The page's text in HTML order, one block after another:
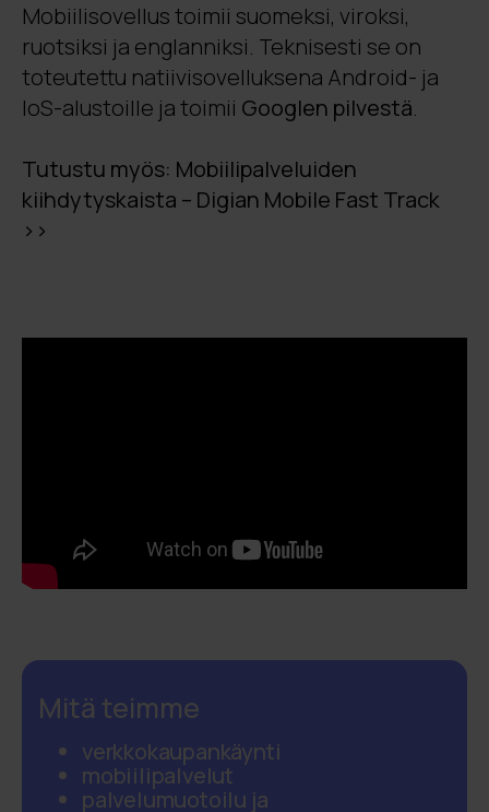
Mobiilisovellus toimii suomeksi, viroksi,
ruotsiksi ja englanniksi. Teknisesti se on
toteutettu natiivisovelluksena Android- ja
IoS-alustoille ja toimii Googlen pilvestä.
Tutustu myös: Mobiilipalveluiden
kiihdytyskaista – Digian Mobile Fast Track
>>
Mitä teimme
verkkokaupankäynti
mobiilipalvelut
palvelumuotoilu ja